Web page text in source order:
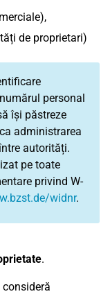
de proprietari)
personal
își păstreze
administrarea
autorități.
pe toate
privind W-
widnr.
.